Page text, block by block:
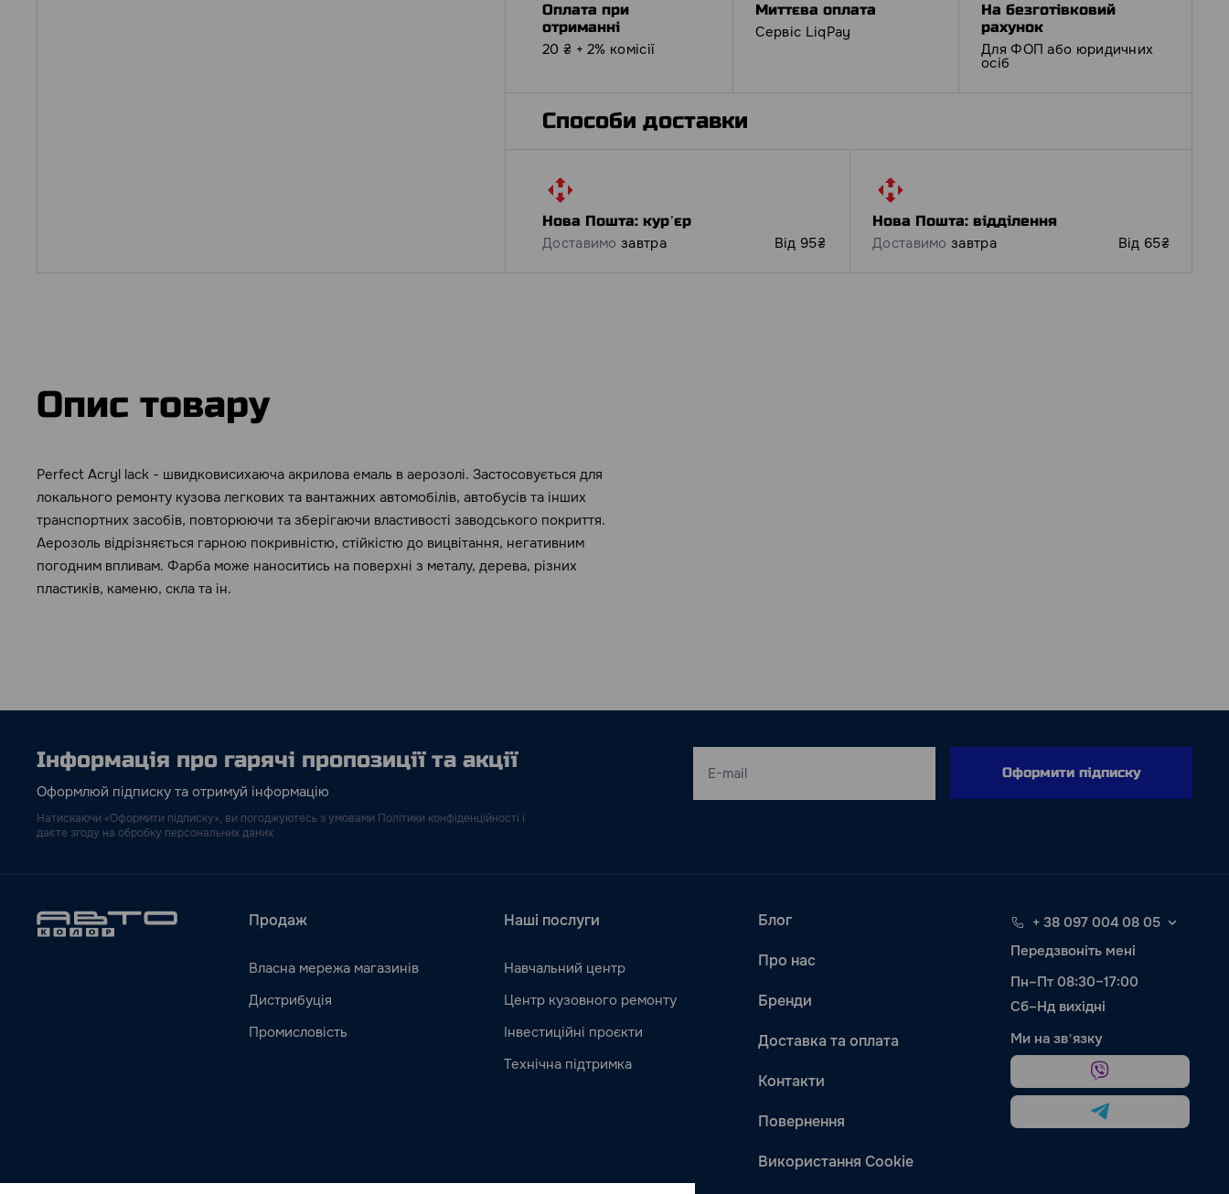
Оплата при
отриманні
20 ₴ + 2% комісії
Миттєва оплата
Сервіс LiqPay
На безготівковий
рахунок
Для ФОП або юридичних
осіб
Способи доставки
Нова Пошта: курʼєр
Доставимо завтра Від 95₴
Нова Пошта: відділення
Доставимо завтра Від 65₴
Опис товару
Perfect Acryl lack - швидковисихаюча акрилова емаль в аерозолі. Застосовується для
локального ремонту кузова легкових та вантажних автомобілів, автобусів та інших
транспортних засобів, повторюючи та зберігаючи властивості заводського покриття.
Аерозоль відрізняється гарною покривністю, стійкістю до вицвітання, негативним
погодним впливам. Фарба може наноситись на поверхні з металу, дерева, різних
пластиків, каменю, скла та ін.
Інформація про гарячі пропозиції та акції
Оформлюй підписку та отримуй інформацію
Натискаючи «Оформити підписку», ви погоджуютесь з умовами Політики конфіденційності і
даєте згоду на обробку персональних даних
Оформити підписку
Продаж
Власна мережа магазинів
Дистрибуція
Промисловість
Наші послуги
Навчальний центр
Центр кузовного ремонту
Інвестиційні проєкти
Технічна підтримка
Блог
Про нас
Бренди
Доставка та оплата
Контакти
Повернення
Використання Cookie
+ 38 097 004 08 05
Передзвоніть мені
Пн–Пт 08:30–17:00
Сб–Нд вихідні
Ми на звʼязку